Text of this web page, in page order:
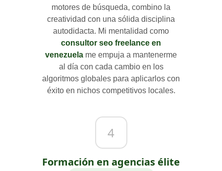
motores de búsqueda, combino la
creatividad con una sólida disciplina
autodidacta. Mi mentalidad como
consultor seo freelance en
venezuela me empuja a mantenerme
al día con cada cambio en los
algoritmos globales para aplicarlos con
éxito en nichos competitivos locales.
4
Formación en agencias élite